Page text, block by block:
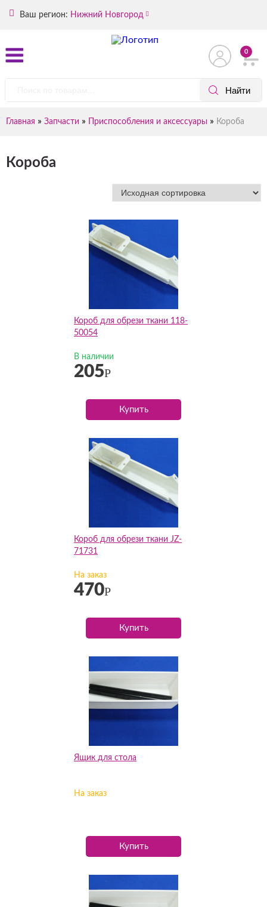
Ваш регион: Нижний Новгород
0
Главная » Запчасти » Приспособления и аксессуары » Короба
Короба
Короб для обрези ткани 118-
50054
В наличии
205Р
Купить
Короб для обрези ткани JZ-
71731
На заказ
470Р
Купить
Ящик для стола
На заказ
Купить